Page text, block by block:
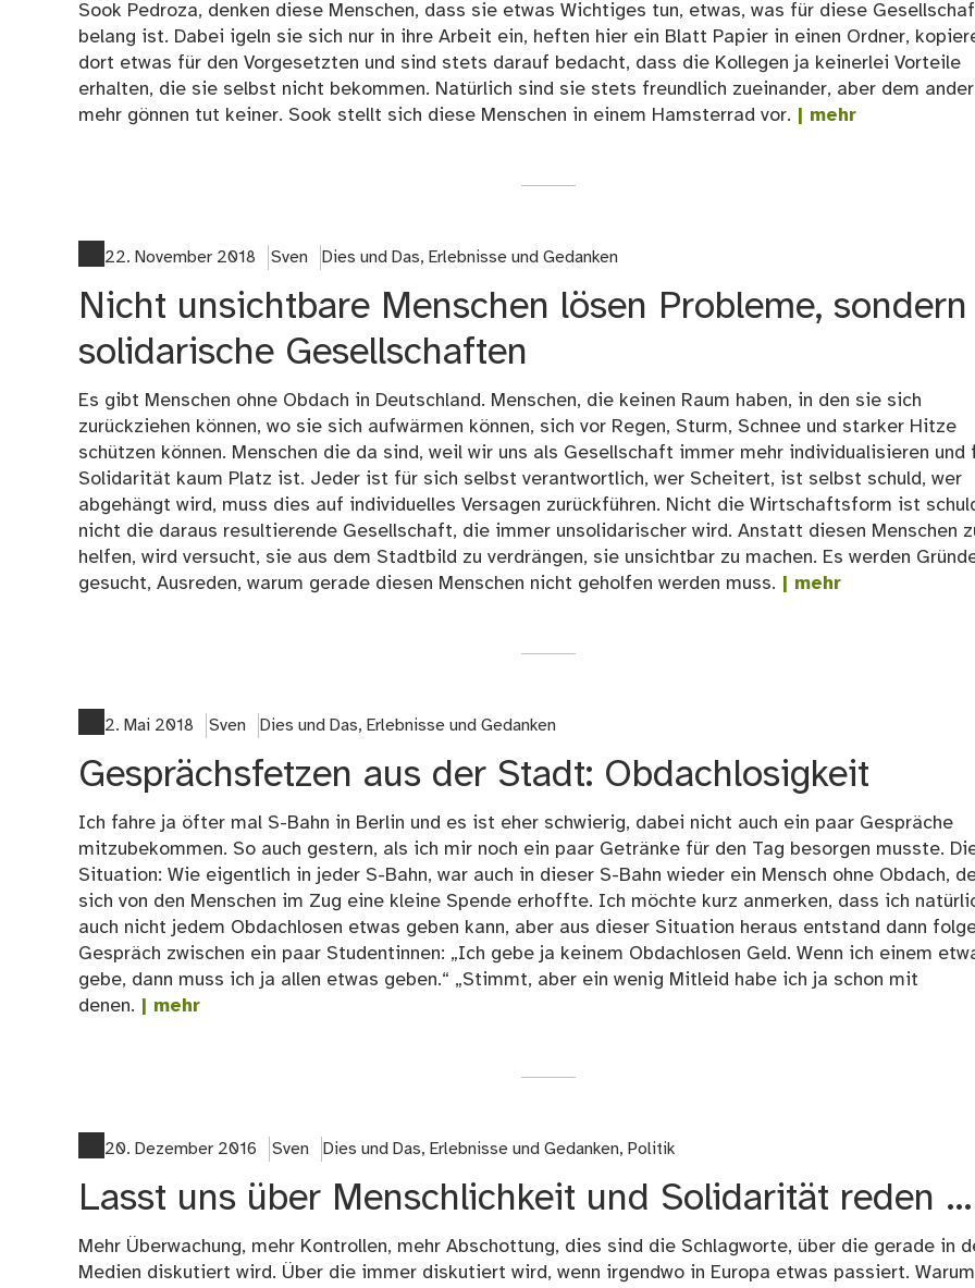
Sook Pedroza, denken diese Menschen, dass sie etwas Wichtiges tun, etwas, was für diese
belang ist. Dabei igeln sie sich nur in ihre Arbeit ein, heften hier ein Blatt Papier in einen Ordner,
dort etwas für den Vorgesetzten und sind stets darauf bedacht, dass die Kollegen ja keinerlei Vorteile
erhalten, die sie selbst nicht bekommen. Natürlich sind sie stets freundlich zueinander, aber dem
mehr gönnen tut keiner. Sook stellt sich diese Menschen in einem Hamsterrad vor. | mehr
22. November 2018 Sven Dies und Das, Erlebnisse und Gedanken
Nicht unsichtbare Menschen lösen Probleme, sondern
solidarische Gesellschaften
Es gibt Menschen ohne Obdach in Deutschland. Menschen, die keinen Raum haben, in den sie sich
zurückziehen können, wo sie sich aufwärmen können, sich vor Regen, Sturm, Schnee und starker Hitze
schützen können. Menschen die da sind, weil wir uns als Gesellschaft immer mehr individualisieren und
Solidarität kaum Platz ist. Jeder ist für sich selbst verantwortlich, wer Scheitert, ist selbst schuld, wer
abgehängt wird, muss dies auf individuelles Versagen zurückführen. Nicht die Wirtschaftsform ist
nicht die daraus resultierende Gesellschaft, die immer unsolidarischer wird. Anstatt diesen Menschen
helfen, wird versucht, sie aus dem Stadtbild zu verdrängen, sie unsichtbar zu machen. Es werden
gesucht, Ausreden, warum gerade diesen Menschen nicht geholfen werden muss. | mehr
2. Mai 2018 Sven Dies und Das,Erlebnisse und Gedanken
Gesprächsfetzen aus der Stadt: Obdachlosigkeit
Ich fahre ja öfter mal S-Bahn in Berlin und es ist eher schwierig, dabei nicht auch ein paar Gespräche
mitzubekommen. So auch gestern, als ich mir noch ein paar Getränke für den Tag besorgen musste.
Situation: Wie eigentlich in jeder S-Bahn, war auch in dieser S-Bahn wieder ein Mensch ohne Obdach,
sich von den Menschen im Zug eine kleine Spende erhoffte. Ich möchte kurz anmerken, dass ich
auch nicht jedem Obdachlosen etwas geben kann, aber aus dieser Situation heraus entstand dann
Gespräch zwischen ein paar Studentinnen: „Ich gebe ja keinem Obdachlosen Geld. Wenn ich einem
gebe, dann muss ich ja allen etwas geben.“ „Stimmt, aber ein wenig Mitleid habe ich ja schon mit
denen. | mehr
20. Dezember 2016 Sven Dies und Das, Erlebnisse und Gedanken, Politik
Lasst uns über Menschlichkeit und Solidarität reden …
Mehr Überwachung, mehr Kontrollen, mehr Abschottung, dies sind die Schlagworte, über die gerade in
Medien diskutiert wird. Über die immer diskutiert wird, wenn irgendwo in Europa etwas passiert. Warum